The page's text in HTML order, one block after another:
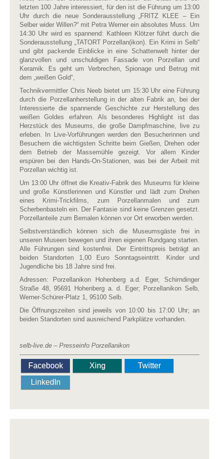
letzten 100 Jahre interessiert, für den ist die Führung um 13:00
Uhr durch die neue Sonderausstellung „FRITZ KLEE – Ein
Selber wider Willen?“ mit Petra Werner ein absolutes Muss. Um
14:30 Uhr wird es spannend: Kathleen Klötzer führt durch die
Sonderausstellung „TATORT Porzellan(ikon). Ein Krimi in Selb“
und gibt packende Einblicke in eine Schattenwelt hinter der
glanzvollen und unschuldigen Fassade von Porzellan und
Keramik. Es geht um Verbrechen, Spionage und Betrug mit
dem „weißen Gold“,
Technikvermittler Chris Neeb bietet um 15:30 Uhr eine Führung
durch die Porzellanherstellung in der alten Fabrik an, bei der
Interessierte die spannende Geschichte zur Herstellung des
weißen Goldes erfahren. Als besonderes Highlight ist das
Herzstück des Museums, die große Dampfmaschine, live zu
erleben. In Live-Vorführungen werden den Besucherinnen und
Besuchern die wichtigsten Schritte beim Gießen, Drehen oder
dem Betrieb der Massemühle gezeigt. Vor allem Kinder
erspüren bei den Hands-On-Stationen, was bei der Arbeit mit
Porzellan wichtig ist.
Um 13:00 Uhr öffnet die Kreativ-Fabrik des Museums für kleine
und große Künstlerinnen und Künstler und lädt zum Drehen
eines Krimi-Trickfilms, zum Porzellanmalen und zum
Scherbenbasteln ein. Der Fantasie sind keine Grenzen gesetzt.
Porzellanteile zum Bemalen können vor Ort erworben werden.
Selbstverständlich können sich die Museumsgäste frei in
unseren Museen bewegen und ihren eigenen Rundgang starten.
Alle Führungen sind kostenfrei. Der Eintrittspreis beträgt an
beiden Standorten 1,00 Euro Sonntagseintritt. Kinder und
Jugendliche bis 18 Jahre sind frei.
Adressen: Porzellanikon Hohenberg a.d. Eger, Schirndinger
Straße 48, 95691 Hohenberg a. d. Eger; Porzellanikon Selb,
Werner-Schürer-Platz 1, 95100 Selb.
Die Öffnungszeiten sind jeweils von 10:00 bis 17:00 Uhr; an
beiden Standorten sind ausreichend Parkplätze vorhanden.
selb-live.de – Presseinfo Porzellanikon
Facebook Xing
Twitter
LinkedIn